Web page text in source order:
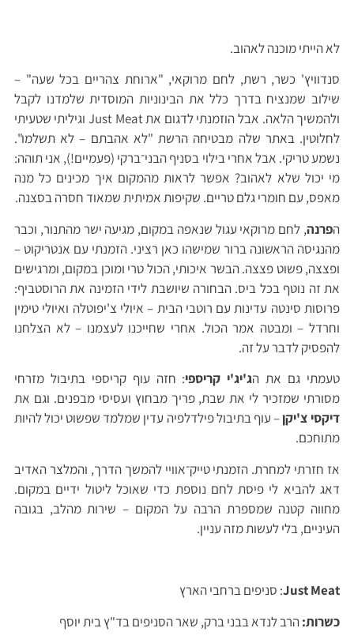
לא הייתי מוכנה לאהוב.
סנדוויץ' כשר, רשת, לחם מרוקאי, "ארוחת צהריים בכל שעה" –
שילוב שמנציח בדרך כלל את הבינוניות המוסדית שלמדנו לקבל
ולהמשיך הלאה. אבל הוזמנתי לדגום את Just Meat וגיליתי שטעיתי
לחלוטין. באתר שלה מבטיחה הרשת "לא אהבתם – לא תשלמו".
נשמע טריקי. אבל אחרי בילוי בסניף הבני־ברקי (פעמיים!), אני תוהה:
מי יכול שלא לאהוב? אפשר לראות מהמקום איך מכינים כל מנה
מאפס, עם חומרי גלם טריים. שקיפות אמיתית שמאוד חסרה בסצנה.
הפרנה, לחם מרוקאי עגול שנאפה במקום, מגיעה ישר מהתנור, וכבר
מהנגיסה הראשונה ברור שמישהו כאן רציני. הזמנתי עם אנטריקוט –
ופצצה, פשוט פצצה. הבשר איכותי, הכול טרי ומוכן במקום, ומרגישים
את זה נוטף בכל ביס. הבחורה שיושבת לידי הזמינה את הרוסטביף:
פרוסות סינטה עדינות עם רוטבי הבית – איולי צ'יפוטלה ואיולי טימין
וחרדל – ומבטה אמר הכול. אחרי שחייכנו לעצמנו – לא הצלחנו
להפסיק לדבר על זה.
טעמתי גם את הג'יג'י קריספי: חזה עוף קריספי בתיבול מזרחי
מסורתי שמזכיר לי את שבת, פריך מבחוץ ועסיסי מבפנים. וגם את
דיקסי צ'יקן– עוף בתיבול פילדלפיה עדין שמלמד שפשוט יכול להיות
מתוחכם.
אז חזרתי למחרת. הזמנתי טייק־אוויי להמשך הדרך, והמלצר האדיב
דאג להביא לי פיסת לחם נוספת כדי שאוכל ליטול ידיים במקום.
מחווה קטנה שמספרת הרבה על המקום – שירות מהלב, בגובה
העיניים, בלי לעשות מזה עניין.
Just Meat: סניפים ברחבי הארץ
כשרות:הרב לנדא בבני ברק, שאר הסניפים בד"ץ בית יוסף